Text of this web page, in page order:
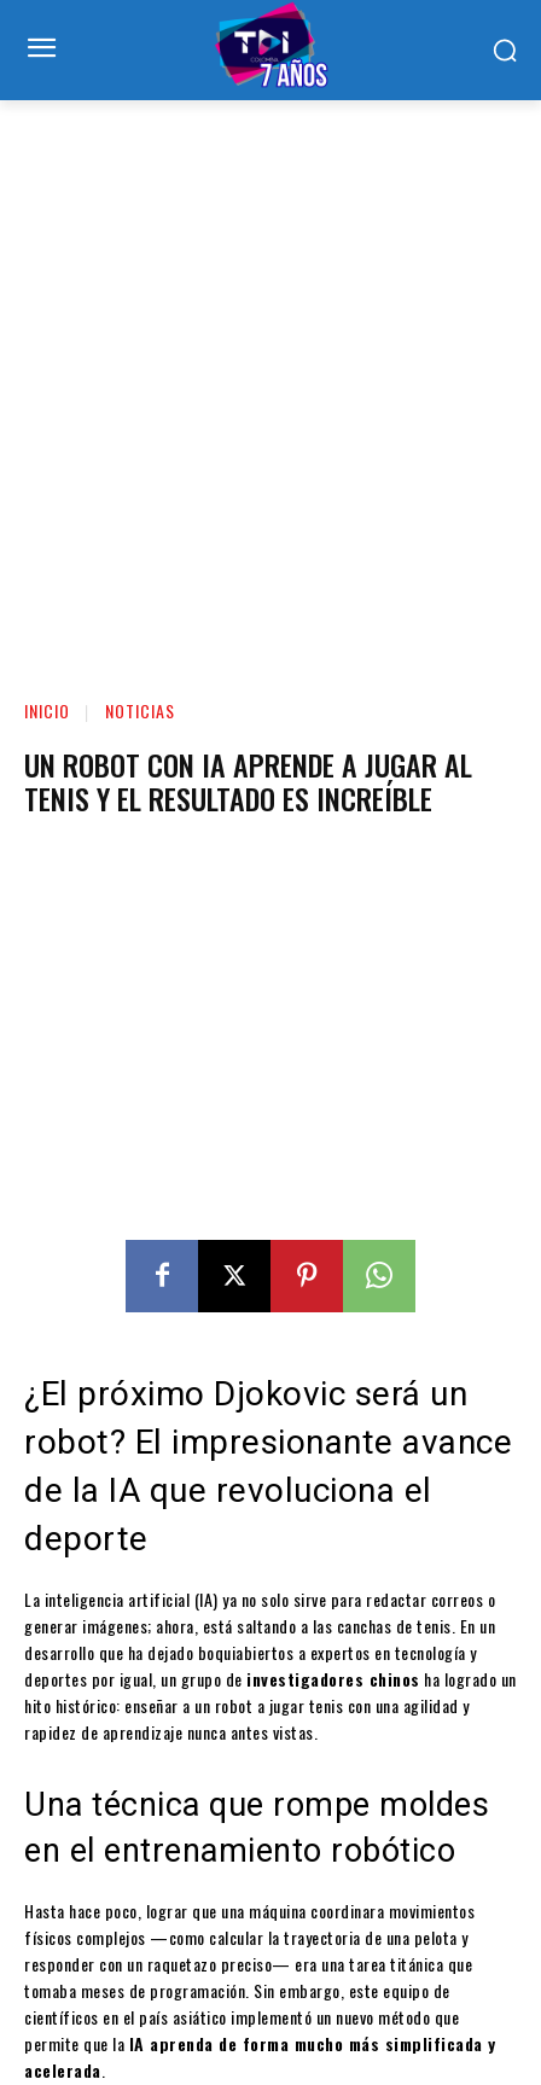
INICIO NOTICIAS
UN ROBOT CON IA APRENDE A JUGAR AL
TENIS Y EL RESULTADO ES INCREÍBLE
¿El próximo Djokovic será un
robot? El impresionante avance
de la IA que revoluciona el
deporte
La inteligencia artificial (IA) ya no solo sirve para redactar correos o
generar imágenes; ahora, está saltando a las canchas de tenis. En un
desarrollo que ha dejado boquiabiertos a expertos en tecnología y
deportes por igual, un grupo de investigadores chinos ha logrado un
hito histórico: enseñar a un robot a jugar tenis con una agilidad y
rapidez de aprendizaje nunca antes vistas.
Una técnica que rompe moldes
en el entrenamiento robótico
Hasta hace poco, lograr que una máquina coordinara movimientos
físicos complejos —como calcular la trayectoria de una pelota y
responder con un raquetazo preciso— era una tarea titánica que
tomaba meses de programación. Sin embargo, este equipo de
científicos en el país asiático implementó un nuevo método que
permite que la IA aprenda de forma mucho más simplificada y
acelerada